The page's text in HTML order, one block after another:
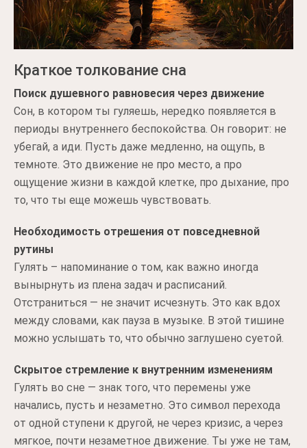
Краткое толкование сна
Поиск душевного равновесия через движение
Сон, в котором ты гуляешь, нередко появляется в
периоды внутреннего беспокойства. Он говорит: не
убегай, а иди. Пусть даже медленно, на ощупь, в
темноте. Это движение не про место, а про
ощущение жизни в каждой клетке, про дыхание, про
то, что ты еще можешь чувствовать.
Необходимость отрешения от повседневной
рутины
Гулять – напоминание о том, как важно иногда
вынырнуть из плена задач и расписаний.
Отстраниться — не значит исчезнуть. Это как вдох
между словами, как пауза в музыке. В этой тишине
можно услышать то, что обычно заглушено суетой.
Скрытое стремление к внутренним изменениям
Гулять во сне — знак того, что перемены уже
начались, пусть и незаметно. Это символ перехода
от одной ступени к другой, не через кризис, а через
мягкое, почти незаметное движение. Ты уже не там,